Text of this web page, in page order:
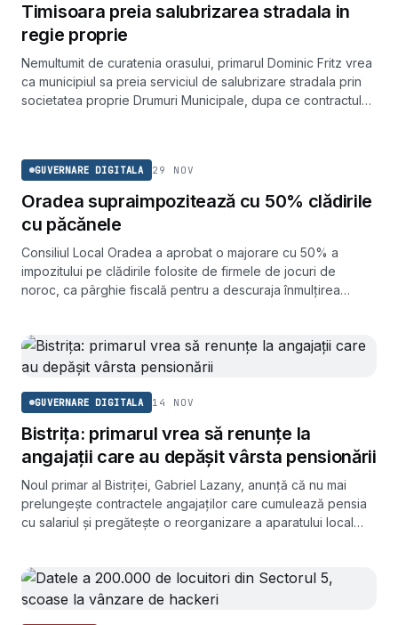
Timisoara preia salubrizarea stradala in
regie proprie
Nemultumit de curatenia orasului, primarul Dominic Fritz vrea
ca municipiul sa preia serviciul de salubrizare stradala prin
societatea proprie Drumuri Municipale, dupa ce contractul
GUVERNARE DIGITALA 29 NOV
Oradea supraimpozitează cu 50% clădirile
cu păcănele
Consiliul Local Oradea a aprobat o majorare cu 50% a
impozitului pe clădirile folosite de firmele de jocuri de
noroc, ca pârghie fiscală pentru a descuraja înmulțirea
GUVERNARE DIGITALA 14 NOV
Bistrița: primarul vrea să renunțe la
angajații care au depășit vârsta pensionării
Noul primar al Bistriței, Gabriel Lazany, anunță că nu mai
prelungește contractele angajaților care cumulează pensia
cu salariul și pregătește o reorganizare a aparatului local